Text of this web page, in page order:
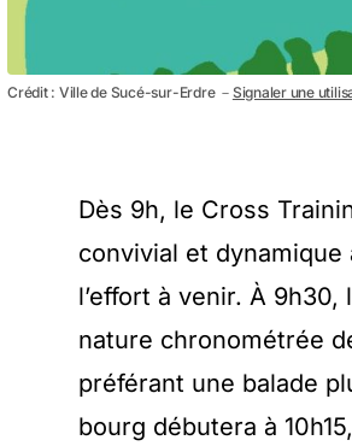
Crédit : Ville de Sucé-sur-Erdre － Signaler une
Dès 9h, le Cross
convivial et
l’effort à venir. À
nature chronométrée
préférant une balade
bourg débutera à